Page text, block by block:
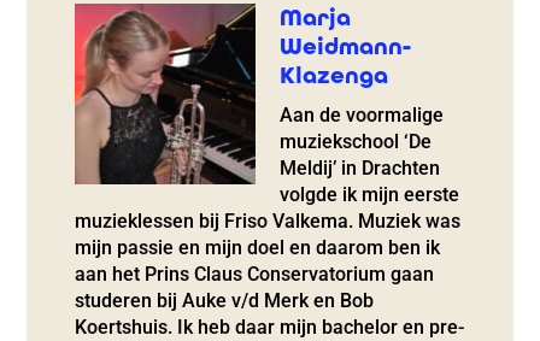
Marja
Weidmann-
Klazenga
Aan de voormalige
muziekschool ‘De
Meldij’ in Drachten
volgde ik mijn eerste
muzieklessen bij Friso Valkema. Muziek was
mijn passie en mijn doel en daarom ben ik
aan het Prins Claus Conservatorium gaan
studeren bij Auke v/d Merk en Bob
Koertshuis. Ik heb daar mijn bachelor en pre-